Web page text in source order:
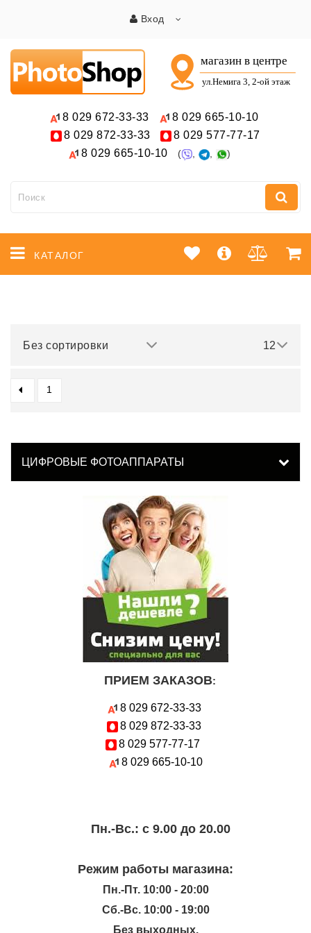
Вход
8 029 672-33-33 8 029 665-10-10
8 029 872-33-33 8 029 577-77-17
8 029 665-10-10 ( , , )
КАТАЛОГ
12
Без сортировки
1
ЦИФРОВЫЕ ФОТОАППАРАТЫ
ПРИЕМ ЗАКАЗОВ:
8 029 672-33-33
8 029 872-33-33
8 029 577-77-17
8 029 665-10-10
Пн.-Вc.: с 9.00 до 20.00
Режим работы магазина:
Пн.-Пт. 10:00 - 20:00
Сб.-Вс. 10:00 - 19:00
Без выходных.